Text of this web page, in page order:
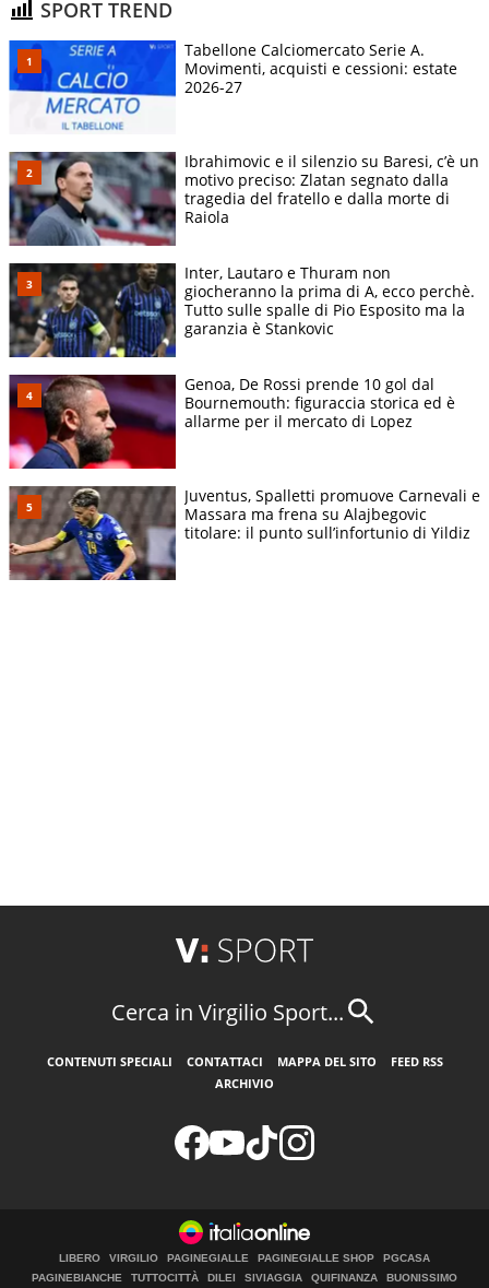
SPORT TREND
Tabellone Calciomercato Serie A.
Movimenti, acquisti e cessioni: estate
2026-27
Ibrahimovic e il silenzio su Baresi, c’è un
motivo preciso: Zlatan segnato dalla
tragedia del fratello e dalla morte di
Raiola
Inter, Lautaro e Thuram non
giocheranno la prima di A, ecco perchè.
Tutto sulle spalle di Pio Esposito ma la
garanzia è Stankovic
Genoa, De Rossi prende 10 gol dal
Bournemouth: figuraccia storica ed è
allarme per il mercato di Lopez
Juventus, Spalletti promuove Carnevali e
Massara ma frena su Alajbegovic
titolare: il punto sull’infortunio di Yildiz
Cerca in Virgilio Sport...
CONTENUTI SPECIALI CONTATTACI MAPPA DEL SITO
FEED RSS
ARCHIVIO
LIBERO VIRGILIO PAGINEGIALLE PAGINEGIALLE SHOP
PGCASA
PAGINEBIANCHE
TUTTOCITTÀ DILEI SIVIAGGIA QUIFINANZA BUONISSIMO